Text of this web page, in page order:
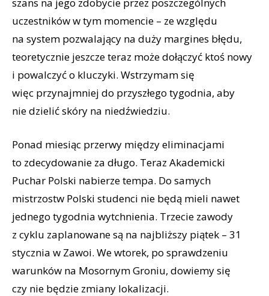
szans na jego zdobycie przez poszczególnych
uczestników w tym momencie – ze względu
na system pozwalający na duży margines błędu,
teoretycznie jeszcze teraz może dołączyć ktoś nowy
i powalczyć o kluczyki. Wstrzymam się
więc przynajmniej do przyszłego tygodnia, aby
nie dzielić skóry na niedźwiedziu.
Ponad miesiąc przerwy między eliminacjami
to zdecydowanie za długo. Teraz Akademicki
Puchar Polski nabierze tempa. Do samych
mistrzostw Polski studenci nie będą mieli nawet
jednego tygodnia wytchnienia. Trzecie zawody
z cyklu zaplanowane są na najbliższy piątek – 31
stycznia w Zawoi. We wtorek, po sprawdzeniu
warunków na Mosornym Groniu, dowiemy się
czy nie będzie zmiany lokalizacji.